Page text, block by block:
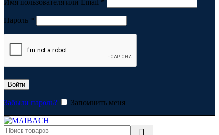
Имя пользователя или Email *
Пароль *
Войти
Забыли пароль? Запомнить меня